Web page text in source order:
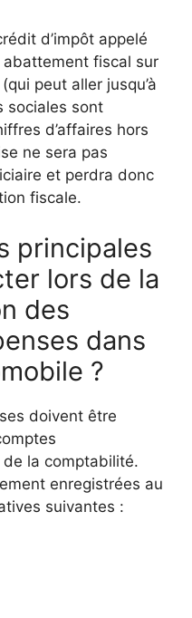
d’impôt appelé
fiscal sur
peut aller jusqu’à
sociales sont
d’affaires hors
ne sera pas
et perdra donc
fiscale.
principales
lors de la
des
dans
?
doivent être
la comptabilité.
enregistrées au
suivantes :